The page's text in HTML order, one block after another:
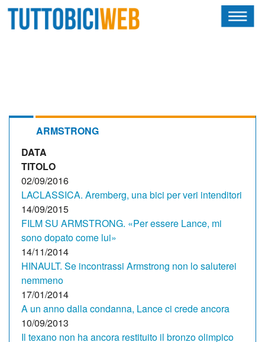
CALENDARIO
OSCAR
ALBI D'ORO
NEWSLETTER
ARMSTRONG
DATA
TITOLO
02/09/2016
LACLASSICA. Aremberg, una bici per veri intenditori
14/09/2015
FILM SU ARMSTRONG. «Per essere Lance, mi
sono dopato come lui»
14/11/2014
HINAULT. Se incontrassi Armstrong non lo saluterei
nemmeno
17/01/2014
A un anno dalla condanna, Lance ci crede ancora
10/09/2013
Il texano non ha ancora restituito il bronzo olimpico